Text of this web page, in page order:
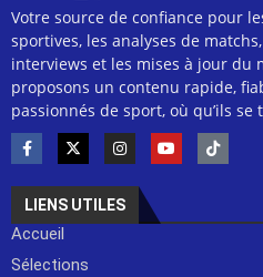
Votre source de confiance pour
sportives, les analyses de
interviews et les mises à jour du
proposons un contenu rapide,
passionnés de sport, où qu’ils se
LIENS UTILES
Accueil
Sélections